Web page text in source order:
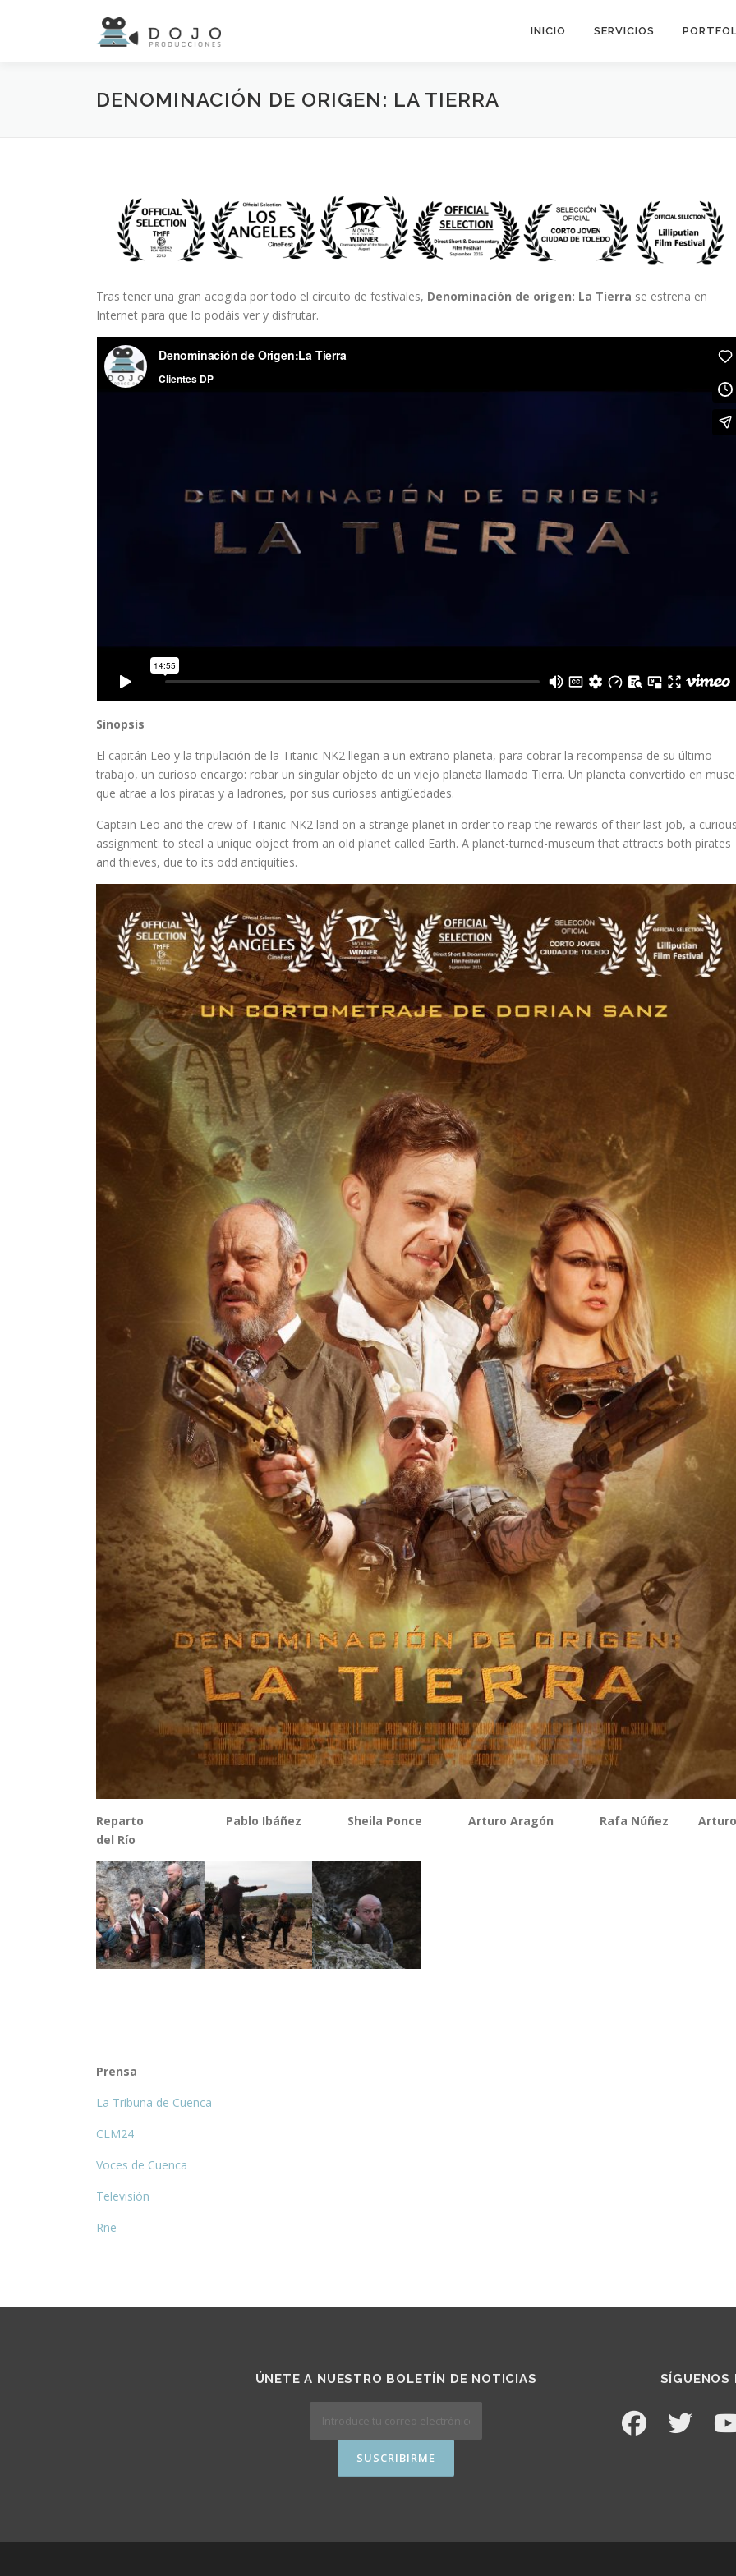
INICIO SERVICIOS
DENOMINACIÓN DE ORIGEN: LA TIERRA
Tras tener una gran acogida por todo el circuito de festivales, Denominación de origen: La Tierra se estrena en
Internet para que lo podáis ver y disfrutar.
Sinopsis
El capitán Leo y la tripulación de la Titanic-NK2 llegan a un extraño planeta, para cobrar la recompensa de su último
trabajo, un curioso encargo: robar un singular objeto de un viejo planeta llamado Tierra. Un planeta convertido en
que atrae a los piratas y a ladrones, por sus curiosas antigüedades.
Captain Leo and the crew of Titanic-NK2 land on a strange planet in order to reap the rewards of their last job, a
assignment: to steal a unique object from an old planet called Earth. A planet-turned-museum that attracts both pirates
and thieves, due to its odd antiquities.
Reparto
Pablo Ibáñez Sheila Ponce Arturo Aragón Rafa Núñez Arturo
del Río
Prensa
La Tribuna de Cuenca
CLM24
Voces de Cuenca
Televisión
Rne
ÚNETE A NUESTRO BOLETÍN DE NOTICIAS SÍGUENOS